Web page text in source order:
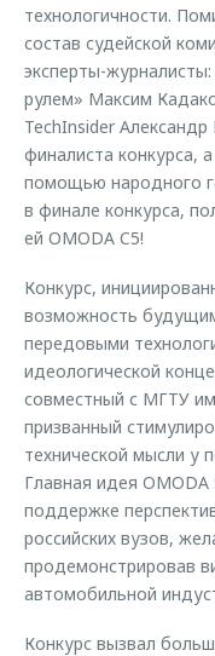
технологичности.
состав судейской
эксперты-
рулем» Максим
TechInsider
финалиста конкурса,
помощью народного
в финале конкурса,
ей OMODA C5!
Конкурс,
возможность
передовыми
идеологической
совместный с МГТУ
призванный
технической мысли у
Главная идея OMODA
поддержке
российских вузов,
продемонстрировав
автомобильной
Конкурс вызвал